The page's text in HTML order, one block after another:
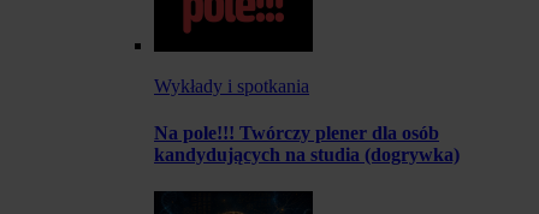
Wykłady i spotkania
Na pole!!! Twórczy plener dla osób
kandydujących na studia (dogrywka)